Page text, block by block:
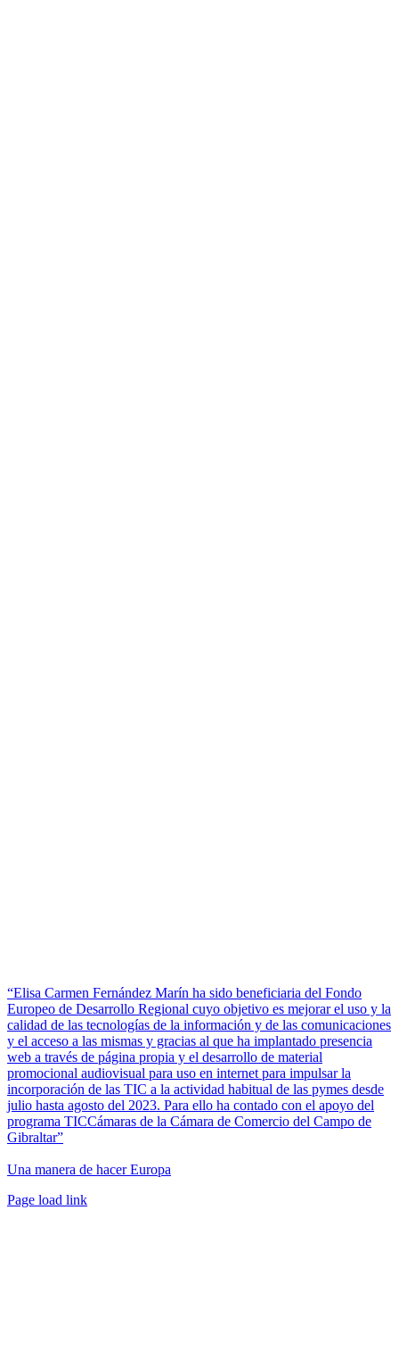
“Elisa Carmen Fernández Marín ha sido beneficiaria del Fondo
Europeo de Desarrollo Regional cuyo objetivo es mejorar el uso y la
calidad de las tecnologías de la información y de las comunicaciones
y el acceso a las mismas y gracias al que ha implantado presencia
web a través de página propia y el desarrollo de material
promocional audiovisual para uso en internet para impulsar la
incorporación de las TIC a la actividad habitual de las pymes desde
julio hasta agosto del 2023. Para ello ha contado con el apoyo del
programa TICCámaras de la Cámara de Comercio del Campo de
Gibraltar”
Una manera de hacer Europa
Facebook
Twitter
Instagram
Pinterest
Page load link